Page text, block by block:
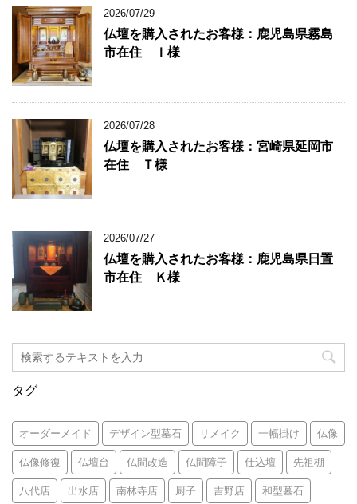
2026/07/29
仏壇を購入されたお客様：鹿児島県霧島
市在住 Ｉ様
2026/07/28
仏壇を購入されたお客様：宮崎県延岡市
在住 Ｔ様
2026/07/27
仏壇を購入されたお客様：鹿児島県日置
市在住 Ｋ様
タグ
オーダーメイド デザイン型墓石 リメイク 一幅掛け 仏像
仏像修復 仏壇台 仏間改造 仏間障子 仕込壇 先祖棚
八代店 出水店 南林寺店 厨子 吉野店 和型墓石